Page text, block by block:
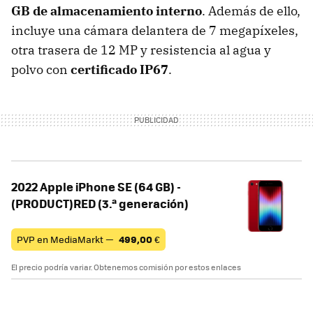
GB de almacenamiento interno. Además de ello,
incluye una cámara delantera de 7 megapíxeles,
otra trasera de 12 MP y resistencia al agua y
polvo con certificado IP67.
2022 Apple iPhone SE (64 GB) -
(PRODUCT)RED (3.ª generación)
PVP en MediaMarkt — 499,00€
El precio podría variar. Obtenemos comisión por estos enlaces